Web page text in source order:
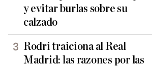
y evitar burlas sobre su
calzado
Rodri traiciona al Real
Madrid: las razones por las